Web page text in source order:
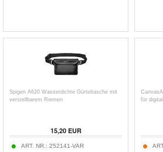
Spigen A620 Wasserdichte Gürteltasche mit
verstellbarem Riemen
15,20EUR
ART. NR.: 252141-VAR
für